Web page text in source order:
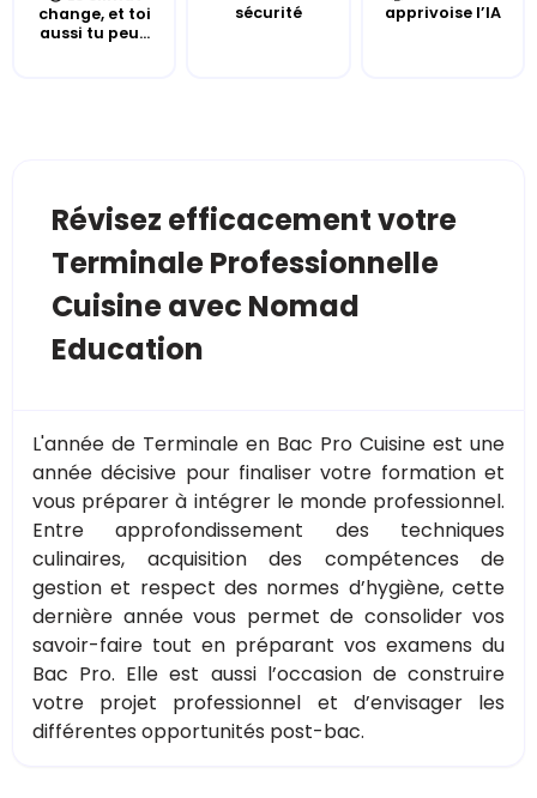
change, et toi
aussi tu peu...
sécurité
apprivoise l’IA
Révisez efficacement votre
Terminale Professionnelle
Cuisine avec Nomad
Education
L'année de Terminale en Bac Pro Cuisine est une
année décisive pour finaliser votre formation et
vous préparer à intégrer le monde professionnel.
Entre approfondissement des techniques
culinaires, acquisition des compétences de
gestion et respect des normes d’hygiène, cette
dernière année vous permet de consolider vos
savoir-faire tout en préparant vos examens du
Bac Pro. Elle est aussi l’occasion de construire
votre projet professionnel et d’envisager les
différentes opportunités post-bac.